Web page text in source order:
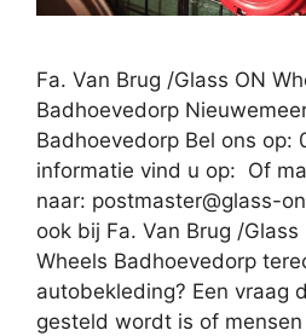
Fa. Van Brug /Glass ON
Badhoevedorp
Badhoevedorp Bel ons op:
informatie vind u op: Of
naar: postmaster@glass-
ook bij Fa. Van Brug /Glass
Wheels Badhoevedorp
autobekleding? Een vraag
gesteld wordt is of